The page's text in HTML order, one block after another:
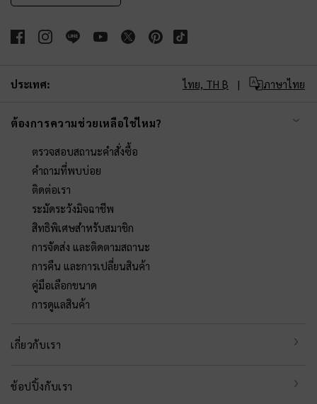
ประเทศ: ไทย, TH ฿ ภาษาไทย
ต้องการความช่วยเหลือใช่ไหม?
ตรวจสอบสถานะคำสั่งซื้อ
คำถามที่พบบ่อย
ติดต่อเรา
ระมัดระวังมิจฉาชีพ
สิทธิพิเศษสำหรับสมาชิก
การจัดส่ง และติดตามสถานะ
การคืน และการเปลี่ยนสินค้า
คู่มือเลือกขนาด
การดูแลสินค้า
เกี่ยวกับเรา
ช้อปปิ้งกับเรา